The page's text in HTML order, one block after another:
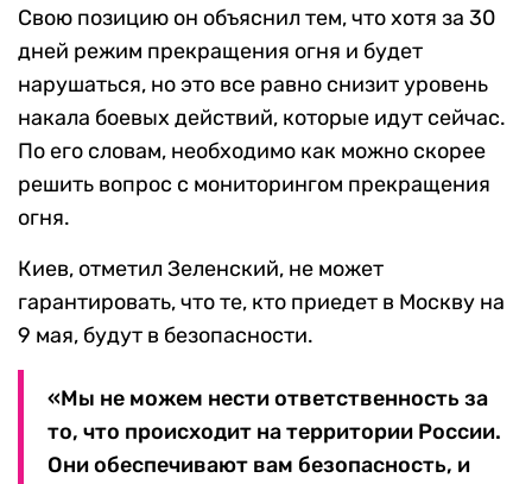
Свою позицию он объяснил тем, что хотя за 30
дней режим прекращения огня и будет
нарушаться, но это все равно снизит уровень
накала боевых действий, которые идут сейчас.
По его словам, необходимо как можно скорее
решить вопрос с мониторингом прекращения
огня.
Киев, отметил Зеленский, не может
гарантировать, что те, кто приедет в Москву на
9 мая, будут в безопасности.
«Мы не можем нести ответственность за
то, что происходит на территории России.
Они обеспечивают вам безопасность, и